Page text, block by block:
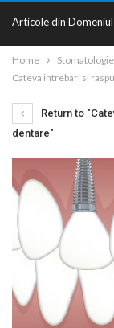
Articole din
Home
Stomatologie
Cateva intrebari si
Return to
dentare"